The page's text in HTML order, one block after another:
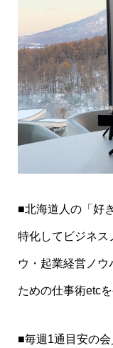
■北海道人の「好
特化してビジネス
ウ・起業経営ノ
ための仕事術etc
■毎週1通目安の